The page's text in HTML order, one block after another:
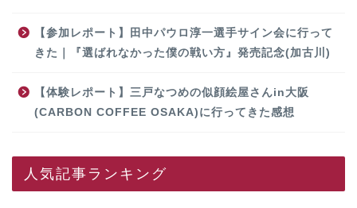
【参加レポート】田中パウロ淳一選手サイン会に行って
きた｜『選ばれなかった僕の戦い方』発売記念(加古川)
【体験レポート】三戸なつめの似顔絵屋さんin大阪
(CARBON COFFEE OSAKA)に行ってきた感想
人気記事ランキング